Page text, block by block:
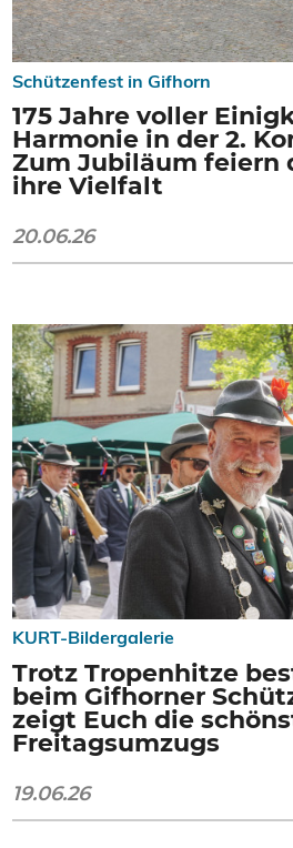
Schützenfest in Gifhorn
175 Jahre voller
Harmonie in der 2.
Zum Jubiläum feiern
ihre Vielfalt
20.06.26
KURT-Bildergalerie
Trotz Tropenhitze
beim Gifhorner
zeigt Euch die
Freitagsumzugs
19.06.26